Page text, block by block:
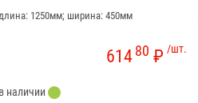
длина: 1250мм; ширина: 450мм
/шт.
61480 ₽
в наличии